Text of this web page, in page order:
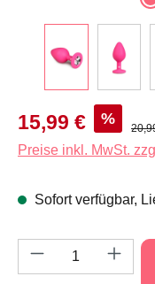
Verkaufspreis:
15,99 € %
Preise inkl. MwSt.
Sofort verfügbar,
Produkt